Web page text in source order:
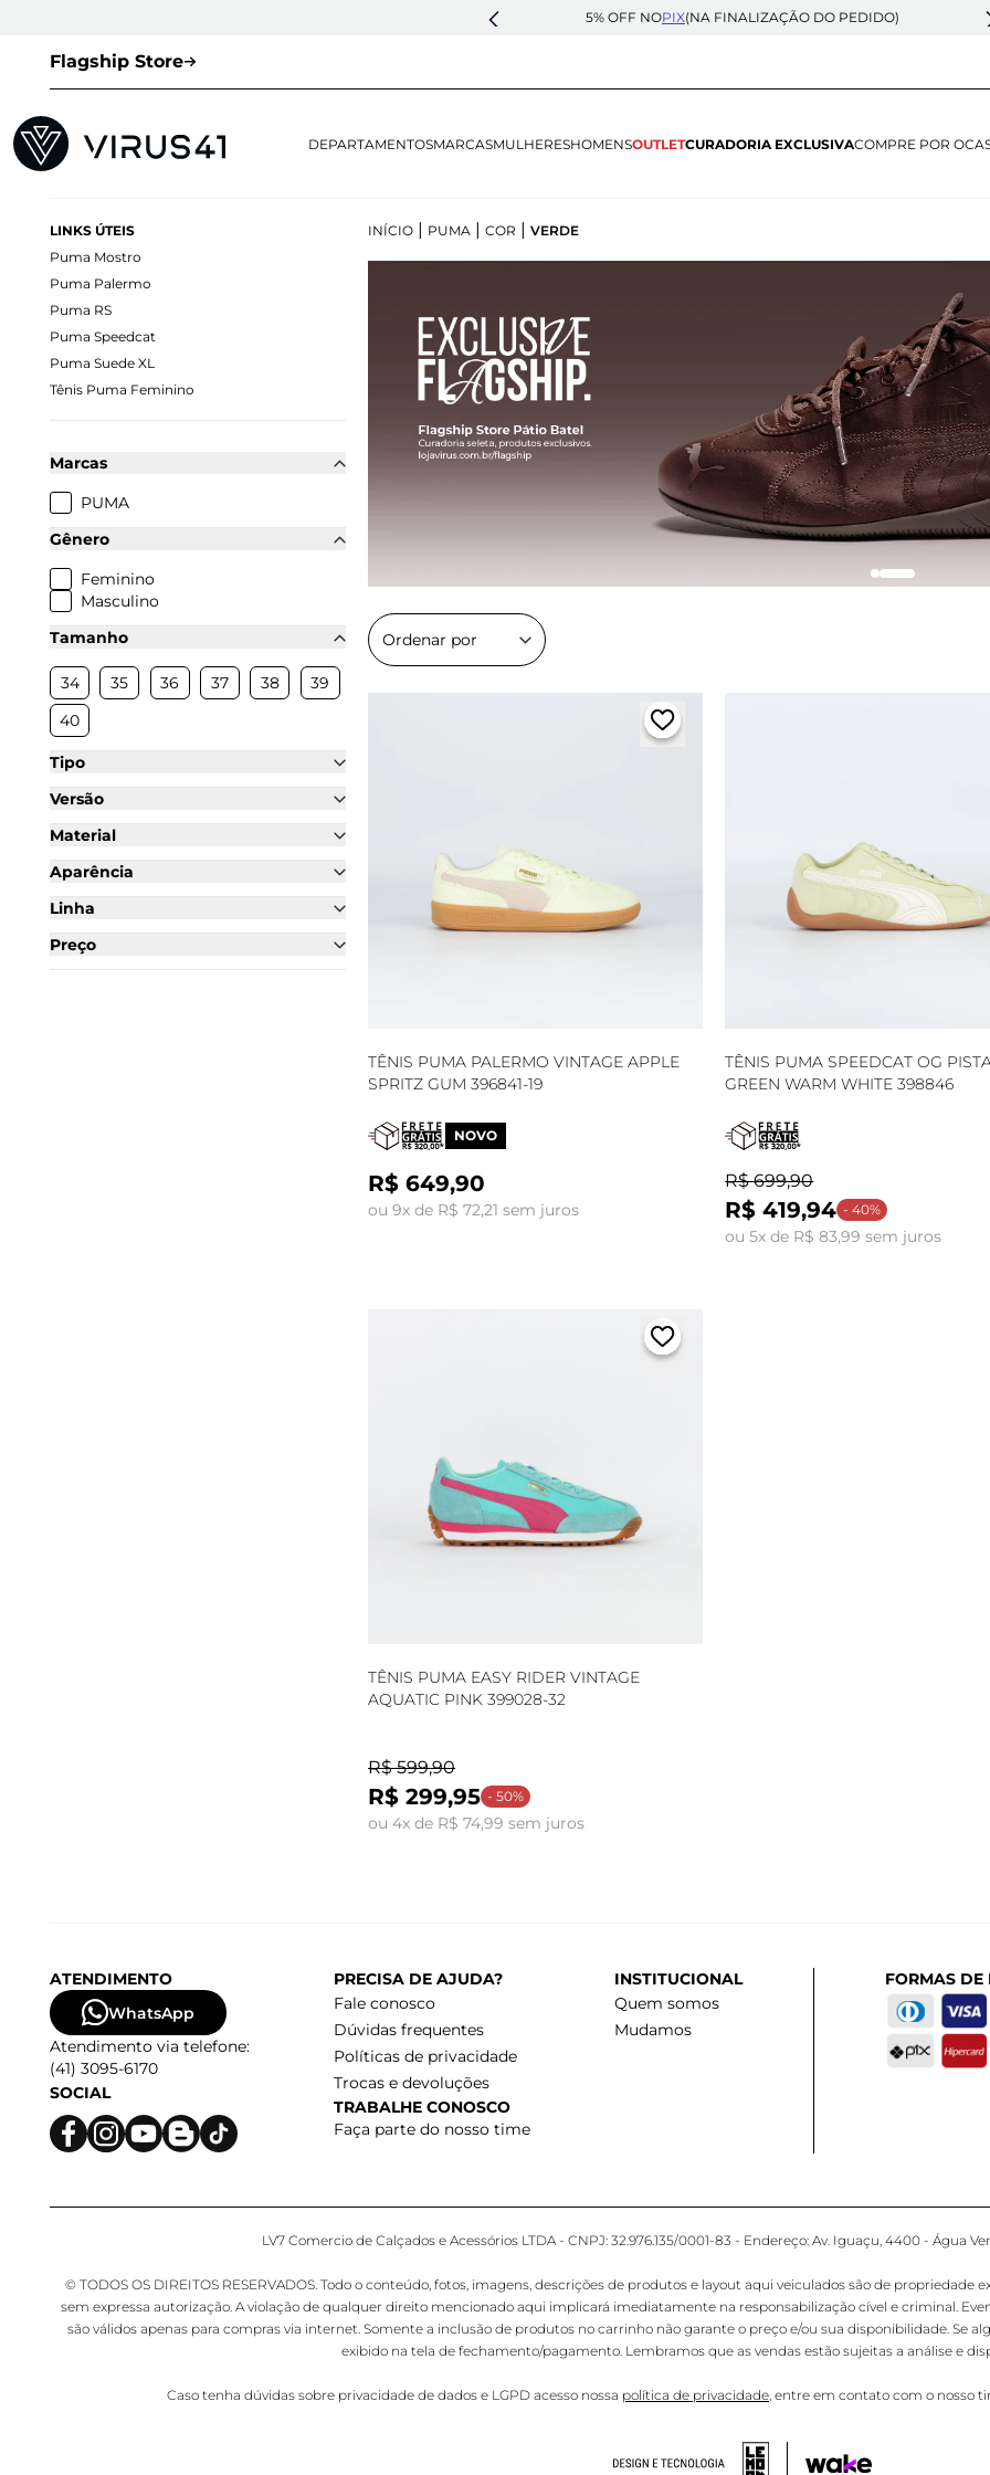
5% OFF NOPIX(NA FINALIZAÇÃO DO PEDIDO)
Flagship Store
DEPARTAMENTOSMARCASMULHERESHOMENSOUTLETCURADORIA EXCLUSIVACOMPRE POR
LINKS ÚTEIS
Puma Mostro
Puma Palermo
Puma RS
Puma Speedcat
Puma Suede XL
Tênis Puma Feminino
Tamanho
34 35 36 37 38
39
40
Marcas
PUMA
Aparência
Gênero
Feminino
Masculino
Linha
Material
Tipo
Versão
Preço
INÍCIO | PUMA | COR | VERDE
TÊNIS PUMA PALERMO VINTAGE APPLE
SPRITZ GUM 396841-19
NOVO
R$ 649,90
ou 9x de R$ 72,21 sem juros
TÊNIS PUMA SPEEDCAT OG
GREEN WARM WHITE 398846
R$ 699,90
R$ 419,94 - 40%
ou 5x de R$ 83,99 sem juros
TÊNIS PUMA EASY RIDER VINTAGE
AQUATIC PINK 399028-32
R$ 599,90
R$ 299,95 - 50%
ou 4x de R$ 74,99 sem juros
ATENDIMENTO
WhatsApp
Atendimento via telefone:
(41) 3095-6170
SOCIAL
PRECISA DE AJUDA?
Fale conosco
Dúvidas frequentes
Políticas de privacidade
Trocas e devoluções
TRABALHE CONOSCO
Faça parte do nosso time
INSTITUCIONAL
Quem somos
Mudamos
FORMAS DE
LV7 Comercio de Calçados e Acessórios LTDA - CNPJ: 32.976.135/0001-83 - Endereço: Av. Iguaçu, 4400 - Água
© TODOS OS DIREITOS RESERVADOS. Todo o conteúdo, fotos, imagens, descrições de produtos e layout aqui veiculados são de
sem expressa autorização. A violação de qualquer direito mencionado aqui implicará imediatamente na responsabilização cível e criminal.
são válidos apenas para compras via internet. Somente a inclusão de produtos no carrinho não garante o preço e/ou sua disponibilidade. Se
exibido na tela de fechamento/pagamento. Lembramos que as vendas estão sujeitas a análise e
Caso tenha dúvidas sobre privacidade de dados e LGPD acesso nossa política de privacidade, entre em contato com o nosso